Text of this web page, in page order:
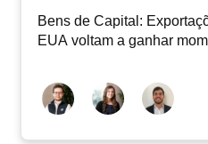
Bens de Capital:
EUA voltam a ganhar